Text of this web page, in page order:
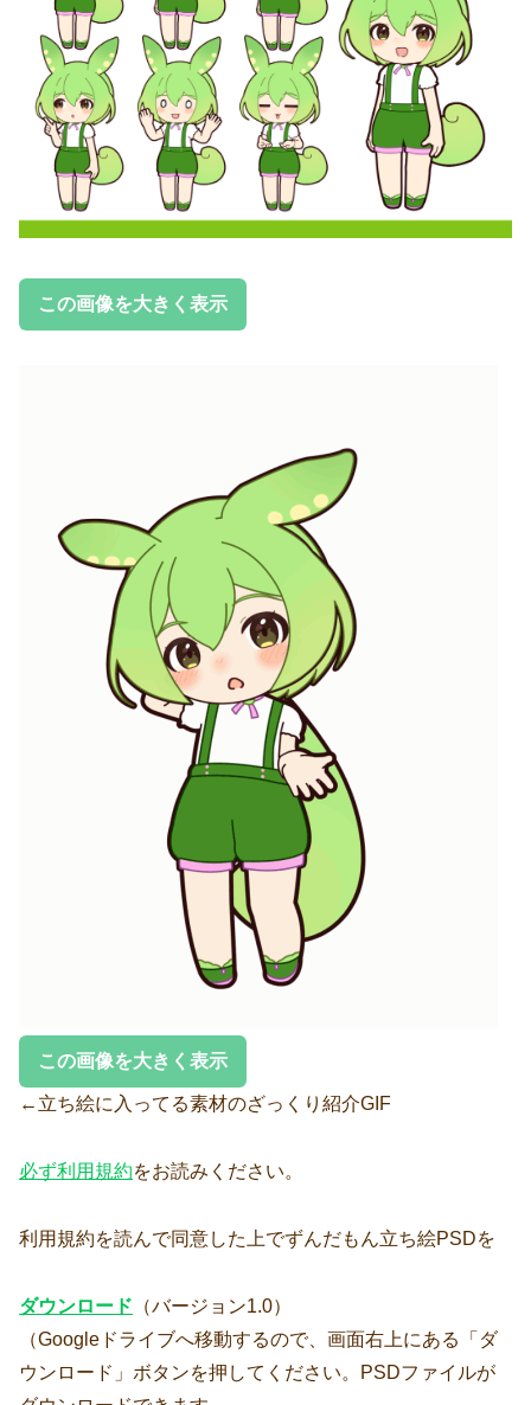
この画像を大きく表示
この画像を大きく表示
←立ち絵に入ってる素材のざっくり紹介GIF
必ず利用規約をお読みください。
利用規約を読んで同意した上でずんだもん立ち絵PSDを
ダウンロード （バージョン1.0）
（Googleドライブへ移動するので、画面右上にある「ダ
ウンロード」ボタンを押してください。PSDファイルが